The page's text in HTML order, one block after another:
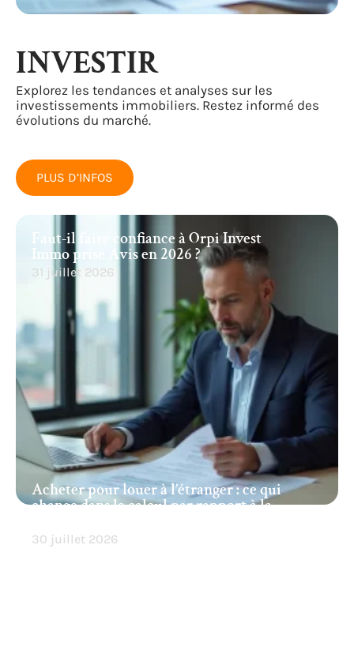
Faut-il faire confiance à Orpi Invest
Immo prise Avis en 2026 ?
31 juillet 2026
Acheter pour louer à l’étranger : ce qui
change dans le calcul par rapport à la
30 juillet 2026
INVESTIR
Explorez les tendances et analyses sur les
investissements immobiliers. Restez informé des
évolutions du marché.
PLUS D’INFOS